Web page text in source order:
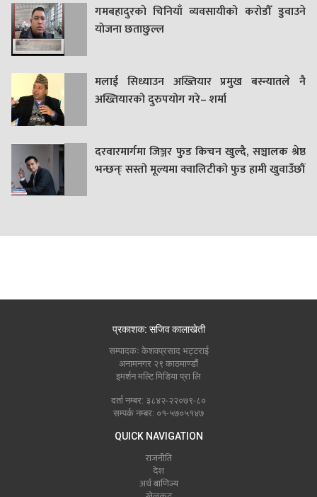
गमबहादुरकाे चिनियाँ व्यवसायीको करोडौँ डुवाउने
याेजना छताछुल्ल
मलाई सिध्याउन अख्तियार प्रमुख बस्न्यातले नै
अख्तियारको दुरुपयोग गरे– शर्मा
दरवारमार्गमा जिञ्जर फुड किचन खुल्दै, सञ्चालक श्रेष्ठ
भन्छन्ः सस्तो मूल्यमा क्वालिटीको फुड हामी खुवाउँछौं
प्रकाशक: सजिव कालाखेती
सम्पादकः केशवप्रसाद भट्टराई
अनामनगर २९ काठमाण्डौं
इमर्शन मल्टि मिडिया प्रा लि
दर्ता नम्बर: ३८४२-२२०७९-८०
सम्पर्क नम्बर: ०१-५७०५१४७
QUICK NAVIGATION
राजनीति
देश
अर्थ बाणिज्य